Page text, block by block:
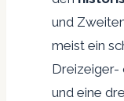
und
meist ein
Dreizeiger-
und eine